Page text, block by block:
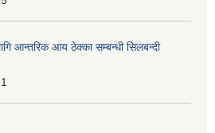
आन्तरिक आय ठेक्का सम्बन्धी सिलबन्दी